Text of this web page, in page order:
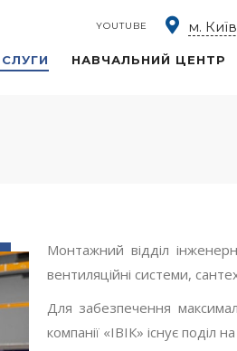
YOUTUBE м.
НАВЧАЛЬНИЙ ЦЕНТР
Монтажний відділ
вентиляційні системи,
Для забезпечення
компанії «ІВІК» існує